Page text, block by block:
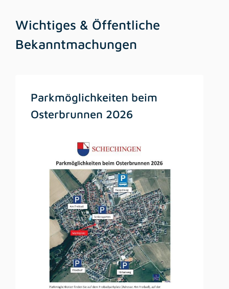
Wichtiges & Öffentliche
Bekanntmachungen
Parkmöglichkeiten beim
Osterbrunnen 2026